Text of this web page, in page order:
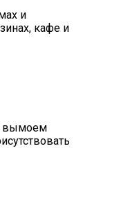
и
кафе и
вымоем